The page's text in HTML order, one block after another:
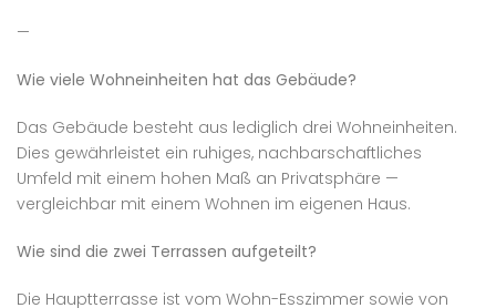
—
Wie viele Wohneinheiten hat das Gebäude?
Das Gebäude besteht aus lediglich drei Wohneinheiten.
Dies gewährleistet ein ruhiges, nachbarschaftliches
Umfeld mit einem hohen Maß an Privatsphäre —
vergleichbar mit einem Wohnen im eigenen Haus.
Wie sind die zwei Terrassen aufgeteilt?
Die Hauptterrasse ist vom Wohn-Esszimmer sowie von